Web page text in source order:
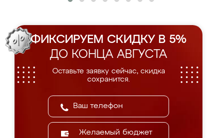
ФИКСИРУЕМ СКИДКУ В 5%
ДО КОНЦА АВГУСТА
Оставьте заявку сейчас, скидка
сохранится.
Желаемый бюджет